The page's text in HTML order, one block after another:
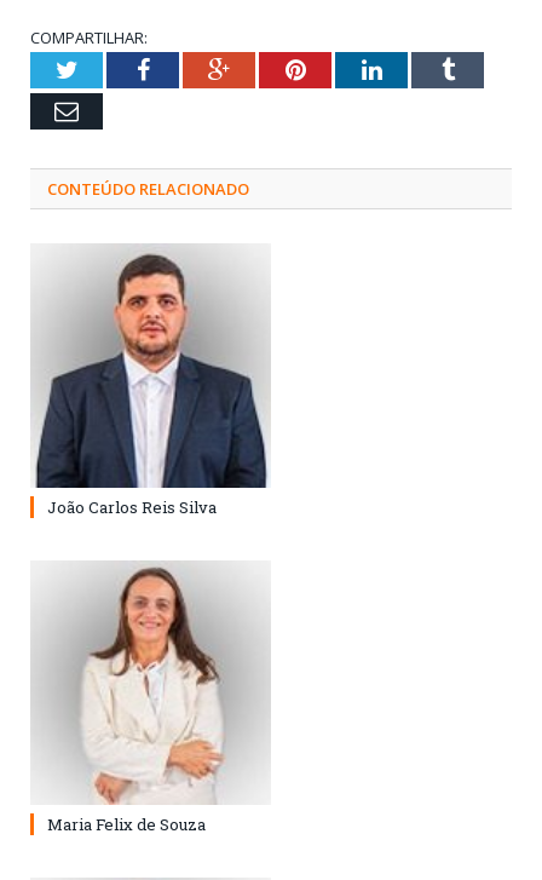
COMPARTILHAR:
TwitterFacebookGoogle+PinterestLinkedInTumblr
Email
CONTEÚDO RELACIONADO
João Carlos Reis Silva
Maria Felix de Souza